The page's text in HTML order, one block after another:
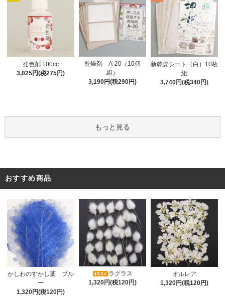
発色剤 100cc
3,025円(税275円)
乾燥剤 A-20（10個
組）
3,190円(税290円)
新乾燥シート（白）10枚
組
3,740円(税340円)
もっと見る
おすすめ商品
かしわのすかし葉 ブル
ー
1,320円(税120円)
ラグラス
1,320円(税120円)
オルレア
1,320円(税120円)